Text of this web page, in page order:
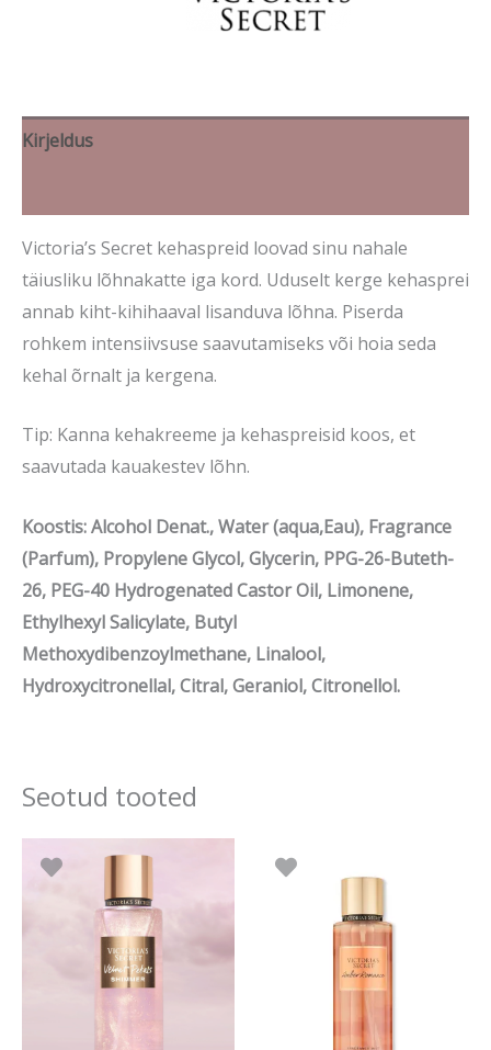
Kirjeldus
Victoria’s Secret kehaspreid loovad sinu nahale
täiusliku lõhnakatte iga kord. Uduselt kerge kehasprei
annab kiht-kihihaaval lisanduva lõhna. Piserda
rohkem intensiivsuse saavutamiseks või hoia seda
kehal õrnalt ja kergena.
Tip: Kanna kehakreeme ja kehaspreisid koos, et
saavutada kauakestev lõhn.
Koostis: Alcohol Denat., Water (aqua,Eau), Fragrance
(Parfum), Propylene Glycol, Glycerin, PPG-26-Buteth-
26, PEG-40 Hydrogenated Castor Oil, Limonene,
Ethylhexyl Salicylate, Butyl
Methoxydibenzoylmethane, Linalool,
Hydroxycitronellal, Citral, Geraniol, Citronellol.
Seotud tooted
27.90 €.
22.32 €.